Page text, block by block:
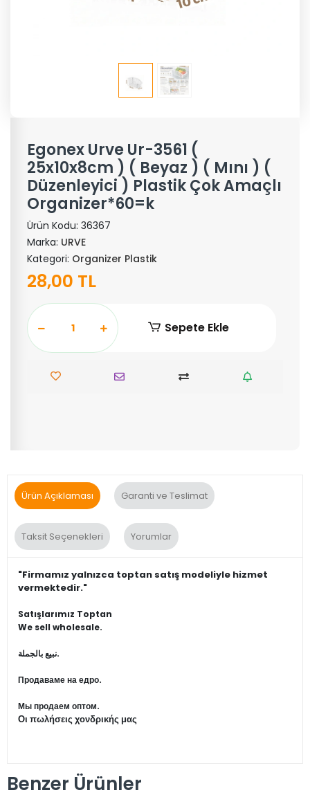
Egonex Urve Ur-3561 (
25x10x8cm ) ( Beyaz ) ( Mını ) (
Düzenleyici ) Plastik Çok Amaçlı
Organizer*60=k
Ürün Kodu: 36367
Marka: URVE
Kategori: Organizer Plastik
28,00 TL
Sepete Ekle
Ürün Açıklaması Garanti ve Teslimat
Taksit Seçenekleri Yorumlar
"Firmamız yalnızca toptan satış modeliyle hizmet
vermektedir."
Satışlarımız Toptan
We sell wholesale.
نبيع بالجملة.
Продаваме на едро.
Мы продаем оптом.
Οι πωλήσεις χονδρικής μας
Benzer Ürünler